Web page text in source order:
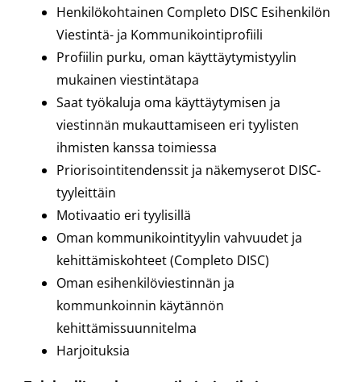
Henkilökohtainen Completo DISC Esihenkilön
Viestintä- ja Kommunikointiprofiili
Profiilin purku, oman käyttäytymistyylin
mukainen viestintätapa
Saat työkaluja oma käyttäytymisen ja
viestinnän mukauttamiseen eri tyylisten
ihmisten kanssa toimiessa
Priorisointitendenssit ja näkemyserot DISC-
tyyleittäin
Motivaatio eri tyylisillä
Oman kommunikointityylin vahvuudet ja
kehittämiskohteet (Completo DISC)
Oman esihenkilöviestinnän ja
kommunkoinnin käytännön
kehittämissuunnitelma
Harjoituksia